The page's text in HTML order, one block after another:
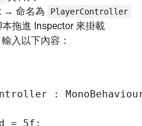
→ 命名為
PlayerController
拖進 Inspector 來掛載
輸入以下內容：
:
= 5f;